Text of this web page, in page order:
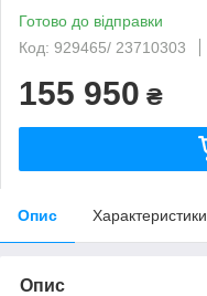
Готово до відправки
Код: 929465/ 23710303
155 950 ₴
Опис Характеристики
Опис